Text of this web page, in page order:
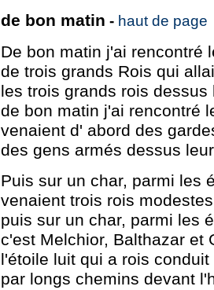
de bon matin - haut de page
De bon matin j'ai rencontré
de trois grands Rois qui
les trois grands rois
de bon matin j'ai rencontré
venaient d' abord des
des gens armés dessus
Puis sur un char, parmi les
venaient trois rois
puis sur un char, parmi les
c'est Melchior, Balthazar et
l'étoile luit qui a rois conduit
par longs chemins devant